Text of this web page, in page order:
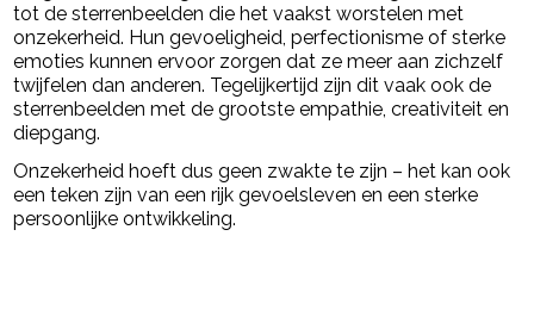
tot de sterrenbeelden die het vaakst worstelen met
onzekerheid. Hun gevoeligheid, perfectionisme of sterke
emoties kunnen ervoor zorgen dat ze meer aan zichzelf
twijfelen dan anderen. Tegelijkertijd zijn dit vaak ook de
sterrenbeelden met de grootste empathie, creativiteit en
diepgang.
Onzekerheid hoeft dus geen zwakte te zijn – het kan ook
een teken zijn van een rijk gevoelsleven en een sterke
persoonlijke ontwikkeling.